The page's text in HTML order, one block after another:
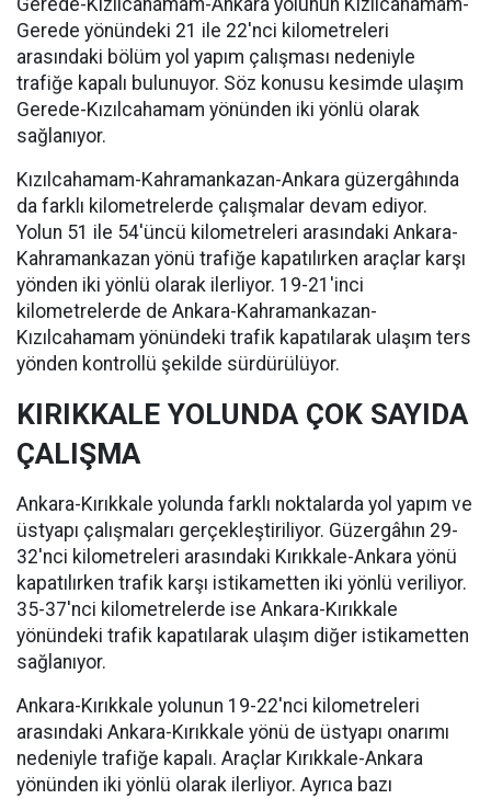
Gerede-Kızılcahamam-Ankara yolunun Kızılcahamam-
Gerede yönündeki 21 ile 22'nci kilometreleri
arasındaki bölüm yol yapım çalışması nedeniyle
trafiğe kapalı bulunuyor. Söz konusu kesimde ulaşım
Gerede-Kızılcahamam yönünden iki yönlü olarak
sağlanıyor.
Kızılcahamam-Kahramankazan-Ankara güzergâhında
da farklı kilometrelerde çalışmalar devam ediyor.
Yolun 51 ile 54'üncü kilometreleri arasındaki Ankara-
Kahramankazan yönü trafiğe kapatılırken araçlar karşı
yönden iki yönlü olarak ilerliyor. 19-21'inci
kilometrelerde de Ankara-Kahramankazan-
Kızılcahamam yönündeki trafik kapatılarak ulaşım ters
yönden kontrollü şekilde sürdürülüyor.
KIRIKKALE YOLUNDA ÇOK SAYIDA
ÇALIŞMA
Ankara-Kırıkkale yolunda farklı noktalarda yol yapım ve
üstyapı çalışmaları gerçekleştiriliyor. Güzergâhın 29-
32'nci kilometreleri arasındaki Kırıkkale-Ankara yönü
kapatılırken trafik karşı istikametten iki yönlü veriliyor.
35-37'nci kilometrelerde ise Ankara-Kırıkkale
yönündeki trafik kapatılarak ulaşım diğer istikametten
sağlanıyor.
Ankara-Kırıkkale yolunun 19-22'nci kilometreleri
arasındaki Ankara-Kırıkkale yönü de üstyapı onarımı
nedeniyle trafiğe kapalı. Araçlar Kırıkkale-Ankara
yönünden iki yönlü olarak ilerliyor. Ayrıca bazı